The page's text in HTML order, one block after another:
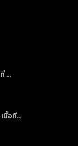
...
นื้อที...